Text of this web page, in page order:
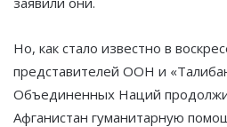
Но, как стало известно в
представителей ООН и
Объединенных Наций
Афганистан гуманитарную